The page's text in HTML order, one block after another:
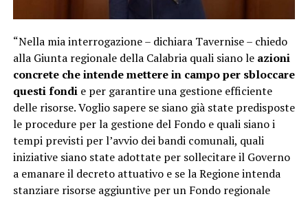
“Nella mia interrogazione – dichiara Tavernise – chiedo
alla Giunta regionale della Calabria quali siano le azioni
concrete che intende mettere in campo per sbloccare
questi fondie per garantire una gestione efficiente
delle risorse. Voglio sapere se siano già state predisposte
le procedure per la gestione del Fondo e quali siano i
tempi previsti per l’avvio dei bandi comunali, quali
iniziative siano state adottate per sollecitare il Governo
a emanare il decreto attuativo e se la Regione intenda
stanziare risorse aggiuntive per un Fondo regionale